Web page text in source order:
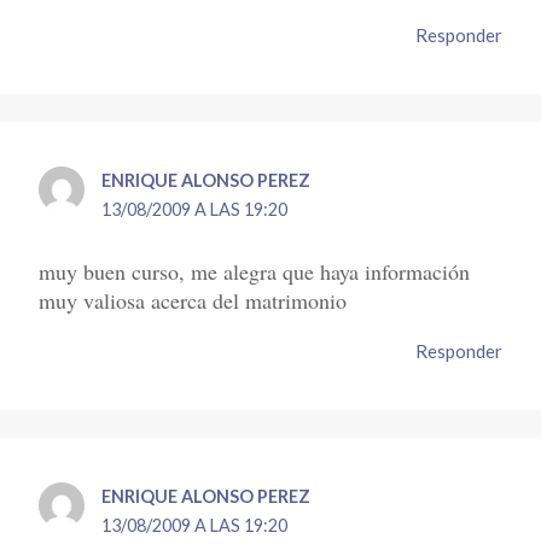
Responder
ENRIQUE ALONSO PEREZ
13/08/2009 A LAS 19:20
muy buen curso, me alegra que haya información
muy valiosa acerca del matrimonio
Responder
ENRIQUE ALONSO PEREZ
13/08/2009 A LAS 19:20